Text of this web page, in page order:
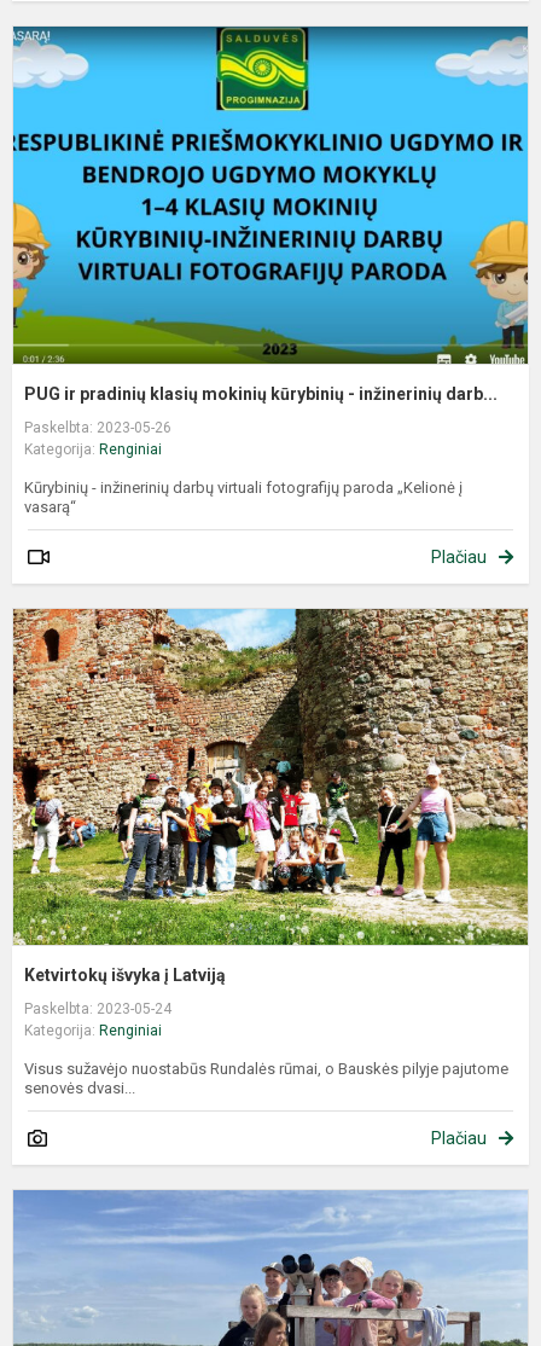
PUG ir pradinių klasių mokinių kūrybinių - inžinerinių darb...
Paskelbta: 2023-05-26
Kategorija: Renginiai
Kūrybinių - inžinerinių darbų virtuali fotografijų paroda „Kelionė į
vasarą“
Plačiau
Ketvirtokų išvyka į Latviją
Paskelbta: 2023-05-24
Kategorija: Renginiai
Visus sužavėjo nuostabūs Rundalės rūmai, o Bauskės pilyje pajutome
senovės dvasi...
Plačiau